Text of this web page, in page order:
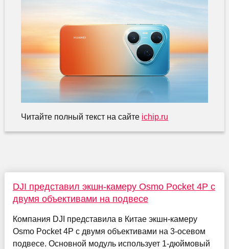
Читайте полный текст на сайте ichip.ru
DJI представил экшн-камеру Osmo Pocket 4P с
двумя объективами на подвесе
Компания DJI представила в Китае экшн-камеру
Osmo Pocket 4P с двумя объективами на 3-осевом
подвесе. Основной модуль использует 1-дюймовый